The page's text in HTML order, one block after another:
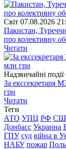
Свiт 07.08.2026
Пакистан,
про колективну
Читати
Надзвичайні події
За екссекретаря
грн
Читати
Теги
АТО УПЦ РФ
Донбасс Украина
ГПУ суд війна в
НАБУ пожар